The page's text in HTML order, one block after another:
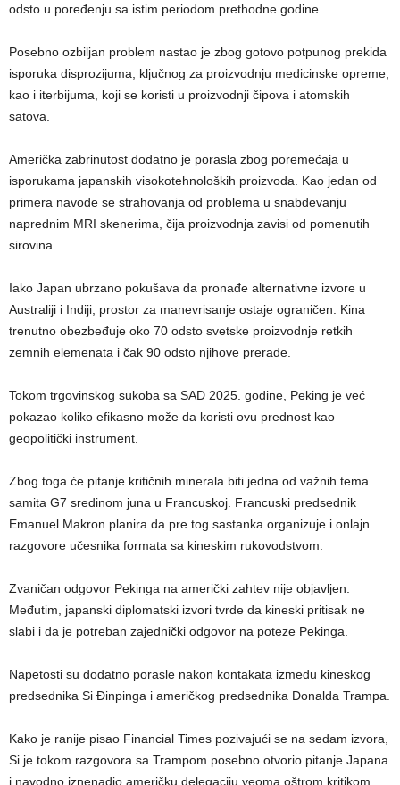
odsto u poređenju sa istim periodom prethodne godine.
Posebno ozbiljan problem nastao je zbog gotovo potpunog prekida
isporuka disprozijuma, ključnog za proizvodnju medicinske opreme,
kao i iterbijuma, koji se koristi u proizvodnji čipova i atomskih
satova.
Američka zabrinutost dodatno je porasla zbog poremećaja u
isporukama japanskih visokotehnoloških proizvoda. Kao jedan od
primera navode se strahovanja od problema u snabdevanju
naprednim MRI skenerima, čija proizvodnja zavisi od pomenutih
sirovina.
Iako Japan ubrzano pokušava da pronađe alternativne izvore u
Australiji i Indiji, prostor za manevrisanje ostaje ograničen. Kina
trenutno obezbeđuje oko 70 odsto svetske proizvodnje retkih
zemnih elemenata i čak 90 odsto njihove prerade.
Tokom trgovinskog sukoba sa SAD 2025. godine, Peking je već
pokazao koliko efikasno može da koristi ovu prednost kao
geopolitički instrument.
Zbog toga će pitanje kritičnih minerala biti jedna od važnih tema
samita G7 sredinom juna u Francuskoj. Francuski predsednik
Emanuel Makron planira da pre tog sastanka organizuje i onlajn
razgovore učesnika formata sa kineskim rukovodstvom.
Zvaničan odgovor Pekinga na američki zahtev nije objavljen.
Međutim, japanski diplomatski izvori tvrde da kineski pritisak ne
slabi i da je potreban zajednički odgovor na poteze Pekinga.
Napetosti su dodatno porasle nakon kontakata između kineskog
predsednika Si Đinpinga i američkog predsednika Donalda Trampa.
Kako je ranije pisao Financial Times pozivajući se na sedam izvora,
Si je tokom razgovora sa Trampom posebno otvorio pitanje Japana
i navodno iznenadio američku delegaciju veoma oštrom kritikom